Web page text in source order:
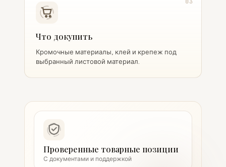
03
Что докупить
Кромочные материалы, клей и крепеж под
выбранный листовой материал.
Проверенные товарные позиции
С документами и поддержкой